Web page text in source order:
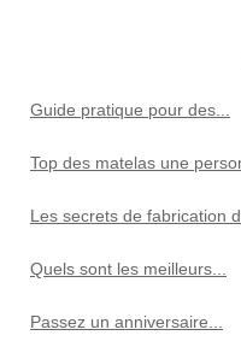
Guide pratique pour des...
Top des matelas une
Les secrets de fabrication
Quels sont les meilleurs...
Passez un anniversaire...